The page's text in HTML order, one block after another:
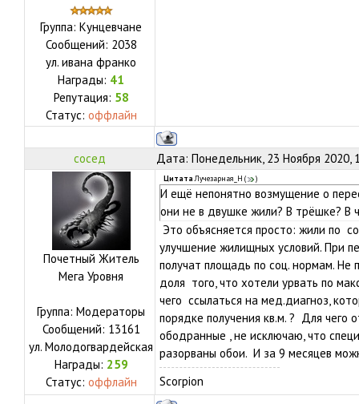
Группа: Кунцевчане
Сообщений: 2038
ул. ивана франко
Награды: 41
Репутация: 58
Статус: оффлайн
сосед Дата: Понедельник, 23 Ноября
Почетный Житель
Мега Уровня
Группа: Модераторы
Сообщений: 13161
ул. Молодогвардейская
Награды: 259
Статус: оффлайн
Цитата Лучезарная_Н ( )
И ещё непонятно возмущение о
они не в двушке жили? В трёшке? В
Это объясняется просто: жили по
улучшение жилищных условий. При
получат площадь по соц. нормам. Не
доля того, что хотели урвать по
чего ссылаться на мед.диагноз,
порядке получения кв.м. ? Для чего
ободранные , не исключаю, что
разорваны обои. И за 9 месяцев
Scorpion